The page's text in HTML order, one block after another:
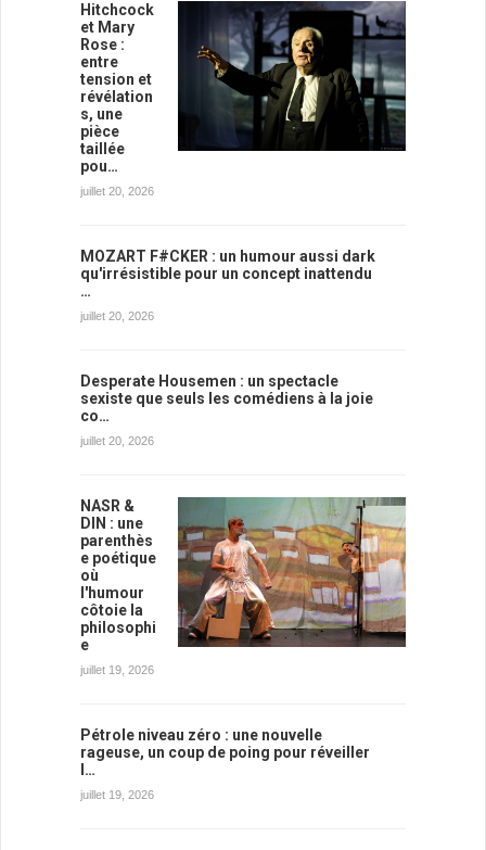
Hitchcock
et Mary
Rose :
entre
tension et
révélation
s, une
pièce
taillée
pou…
juillet 20, 2026
MOZART F#CKER : un humour aussi dark
qu'irrésistible pour un concept inattendu
…
juillet 20, 2026
Desperate Housemen : un spectacle
sexiste que seuls les comédiens à la joie
co…
juillet 20, 2026
NASR &
DIN : une
parenthès
e poétique
où
l'humour
côtoie la
philosophi
e
juillet 19, 2026
Pétrole niveau zéro : une nouvelle
rageuse, un coup de poing pour réveiller
l…
juillet 19, 2026